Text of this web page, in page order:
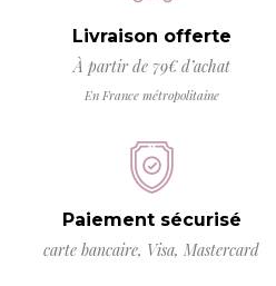
Livraison offerte
À partir de 79€ d’achat
En France métropolitaine
Paiement sécurisé
carte bancaire, Visa, Mastercard